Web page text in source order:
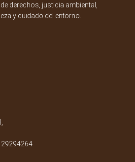
derechos, justicia ambiental,
y cuidado del entorno.